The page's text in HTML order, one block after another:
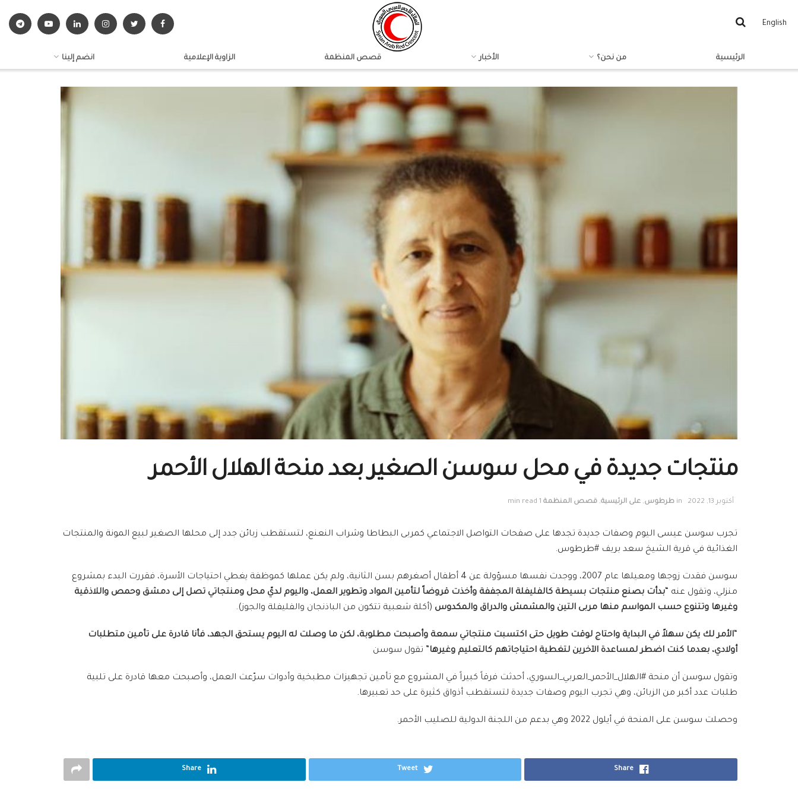
English
الرئيسية من نحن؟ الأخبار قصص المنظمة الزاوية الإعلامية انضم إلينا
منتجات جديدة في محل سوسن الصغير بعد منحة الهلال الأحمر
أكتوبر 13, 2022 in طرطوس, على الرئيسية, قصص المنظمة 1 min read
تجرب سوسن عيسى اليوم وصفات جديدة تجدها على صفحات التواصل الاجتماعي كمربى البطاطا وشراب النعنع، لتستقطب زبائن جدد إلى محلها الصغير لبيع المونة والمنتجات
الغذائية في قرية الشيخ سعد بريف #طرطوس.
سوسن فقدت زوجها ومعيلها عام 2007، ووجدت نفسها مسؤولة عن 4 أطفال أصغرهم بسن الثانية، ولم يكن عملها كموظفة يغطي احتياجات الأسرة، فقررت البدء بمشروع
منزلي، وتقول عنه “بدأت بصنع منتجات بسيطة كالفليفلة المجففة وأخذت قروضاً لتأمين المواد وتطوير العمل، واليوم لديّ محل ومنتجاتي تصل إلى دمشق وحمص واللاذقية
وغيرها وتتنوع حسب المواسم منها مربى التين والمشمش والدراق والمكدوس (أكلة شعبية تتكون من الباذنجان والفليفلة والجوز).
“الأمر لك يكن سهلاً في البداية واحتاج لوقت طويل حتى اكتسبت منتجاتي سمعة وأصبحت مطلوبة، لكن ما وصلت له اليوم يستحق الجهد، فأنا قادرة على تأمين متطلبات
أولادي، بعدما كنت اضطر لمساعدة الآخرين لتغطية احتياجاتهم كالتعليم وغيرها” تقول سوسن
وتقول سوسن أن منحة #الهلال_الأحمر_العربي_السوري، أحدثت فرقاً كبيراً في المشروع مع تأمين تجهيزات مطبخية وأدوات سرّعت العمل، وأصبحت معها قادرة على تلبية
طلبات عدد أكبر من الزبائن، وهي تجرب اليوم وصفات جديدة لتستقطب أذواق كثيرة على حد تعبيرها.
وحصلت سوسن على المنحة في أيلول 2022 وهي بدعم من اللجنة الدولية للصليب الأحمر.
Share
Tweet
Share